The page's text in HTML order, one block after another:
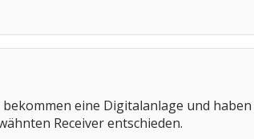
eine Digitalanlage und
Receiver entschieden.